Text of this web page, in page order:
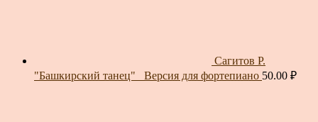
Сагитов Р.
"Башкирский танец"_ Версия для фортепиано 50.00 ₽